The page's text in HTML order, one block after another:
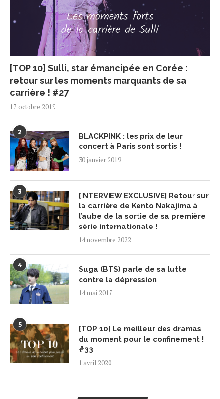
[TOP 10] Sulli, star émancipée en Corée :
retour sur les moments marquants de sa
carrière ! #27
17 octobre 2019
2
BLACKPINK : les prix de leur
concert à Paris sont sortis !
30 janvier 2019
3
[INTERVIEW EXCLUSIVE] Retour sur
la carrière de Kento Nakajima à
l’aube de la sortie de sa première
série internationale !
14 novembre 2022
4
Suga (BTS) parle de sa lutte
contre la dépression
14 mai 2017
5
[TOP 10] Le meilleur des dramas
du moment pour le confinement !
#33
1 avril 2020